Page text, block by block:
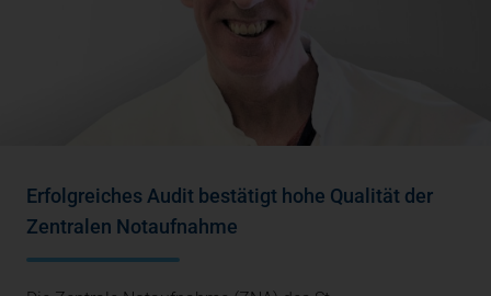
Erfolgreiches Audit bestätigt hohe Qualität der
Zentralen Notaufnahme